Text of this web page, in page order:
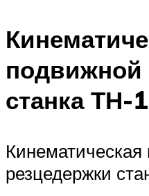
подвижной
станка ТН-1
резцедержки